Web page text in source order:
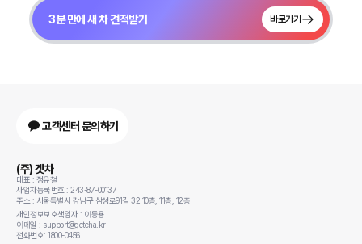
3분 만에 새 차 견적받기 바로가기
고객센터 문의하기
(주) 겟차
대표 : 정유철
사업자등록번호 : 243-87-00137
주소 : 서울특별시 강남구 삼성로91길 32 10층, 11층, 12층
개인정보보호책임자 : 이동용
이메일 : support@getcha.kr
전화번호: 1800-0456